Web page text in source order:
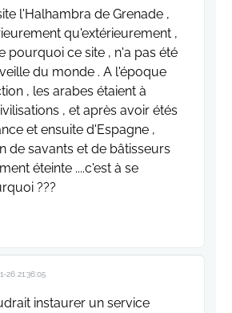
l'Halhambra de Grenade ,
qu'extérieurement ,
pourquoi ce site , n'a pas été
du monde . A l'époque
, les arabes étaient à
, et après avoir étés
et ensuite d'Espagne ,
de savants et de bâtisseurs
éteinte ....c'est à se
???
26 21:36:05
instaurer un service